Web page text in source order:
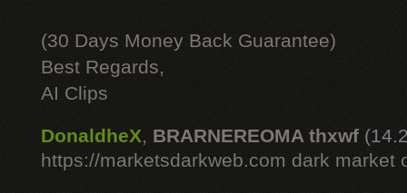
(30 Days Money Back Guarantee)
Best Regards,
AI Clips
DonaldheX, BRARNEREOMA thxwf
https://marketsdarkweb.com dark market